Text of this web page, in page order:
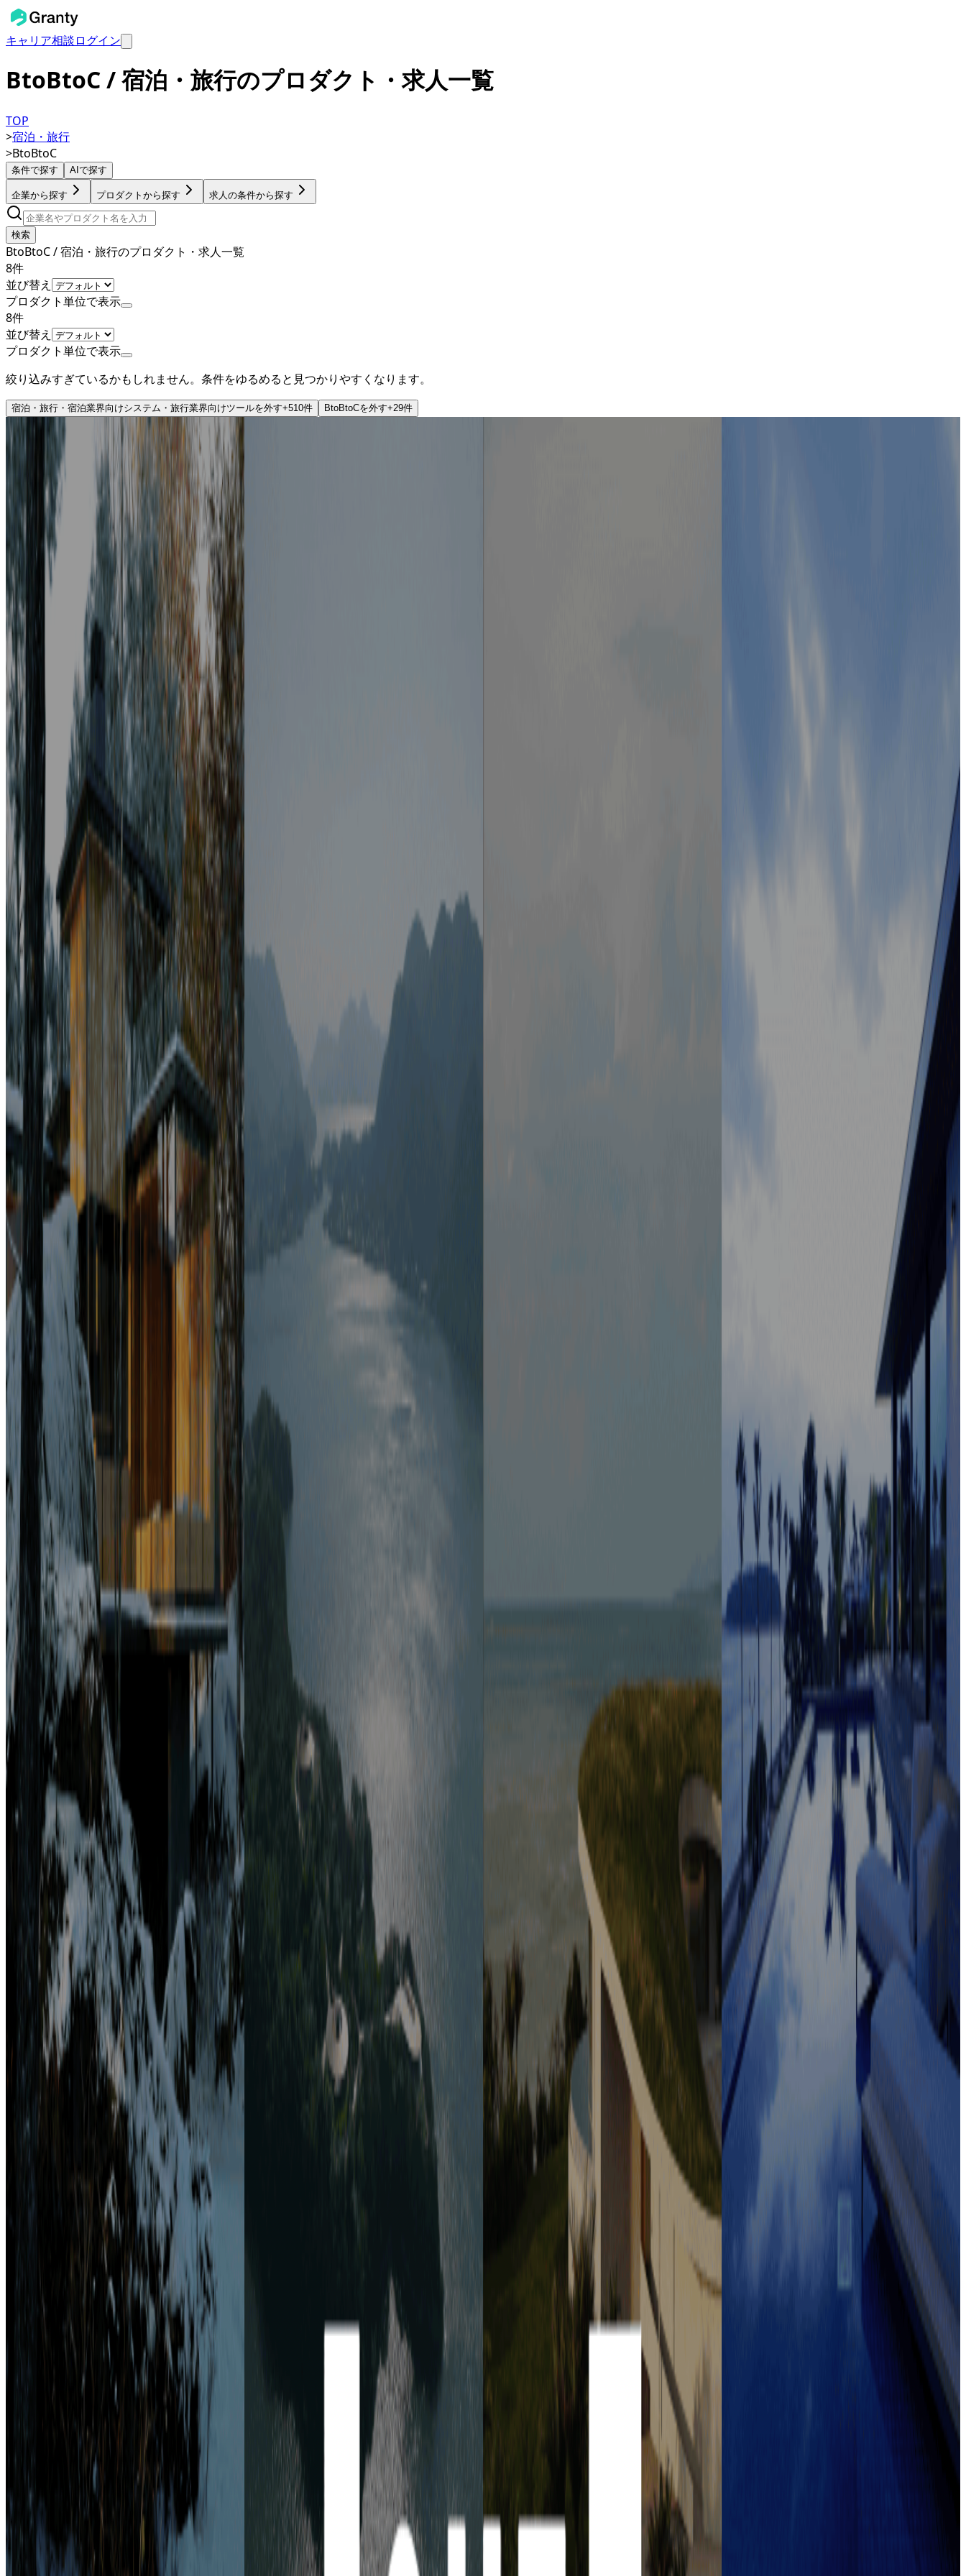
キャリア相談ログイン
BtoBtoC / 宿泊・旅行のプロダクト・求人一覧
TOP
>宿泊・旅行
>BtoBtoC
条件で探す AIで探す
企業から探す プロダクトから探す 求人の条件から探す
検索
BtoBtoC / 宿泊・旅行のプロダクト・求人一覧
8件
並び替え
プロダクト単位で表示
8件
並び替え
プロダクト単位で表示
絞り込みすぎているかもしれません。条件をゆるめると見つかりやすくなります。
宿泊・旅行・宿泊業界向けシステム・旅行業界向けツールを外す+510件 BtoBtoCを外す+29件
ミドルステージ
NOT A HOTEL株式会社
プロダクト
NOT A HOTEL
概要
NOT A HOTELは単なる別荘ではありません。 保有するハウスはもちろん、全拠点を自由に利用できます。しかも、毎年10泊分から必要な分だけを購入可能。
BtoC
10→100（プロダクト拡大）
募集中の求人情報
エンジニアリングマネージャー（機械・電気設備）
中央区
年収400万円〜500万円
正社員
マネージャー
気になる 詳細を見る
ミドルステージ
NOT A HOTEL株式会社
プロダクト
NOT A HOTEL
NOT A HOTELは単なる別荘ではありません。 保有するハウスはもちろん、全拠点を自由に利用できます。しかも、毎年10泊分から必要な分だけを購入可能。
BtoBtoC
10→100（プロダクト拡大）
募集中の求人情報
電気工事施工管理（スマートホーム）
東京都中央区